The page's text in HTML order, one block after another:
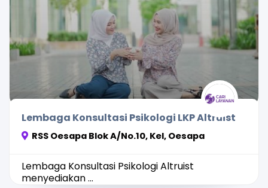
Lembaga Konsultasi Psikologi LKP Altruist
RSS Oesapa Blok A/No.10, Kel, Oesapa
Lembaga Konsultasi Psikologi Altruist
menyediakan ...